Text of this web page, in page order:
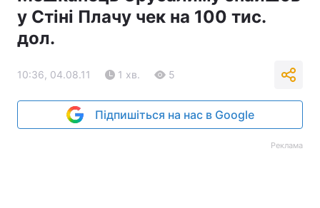
у Стіні Плачу чек на 100 тис.
дол.
10:36, 04.08.11 1 хв. 5
Підпишіться на нас в Google
Реклама